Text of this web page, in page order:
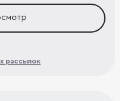
рассылок